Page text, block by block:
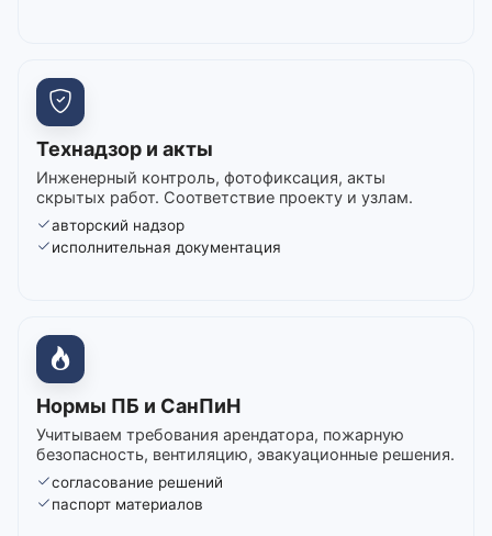
Технадзор и акты
Инженерный контроль, фотофиксация, акты
скрытых работ. Соответствие проекту и узлам.
авторский надзор
исполнительная документация
Нормы ПБ и СанПиН
Учитываем требования арендатора, пожарную
безопасность, вентиляцию, эвакуационные решения.
согласование решений
паспорт материалов